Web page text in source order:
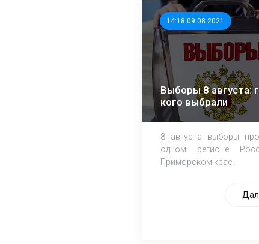
14:18 09.08.2021
Выборы 8 августа:
кого выбрали
8 августа выборы
одном регионе
Приморском крае.